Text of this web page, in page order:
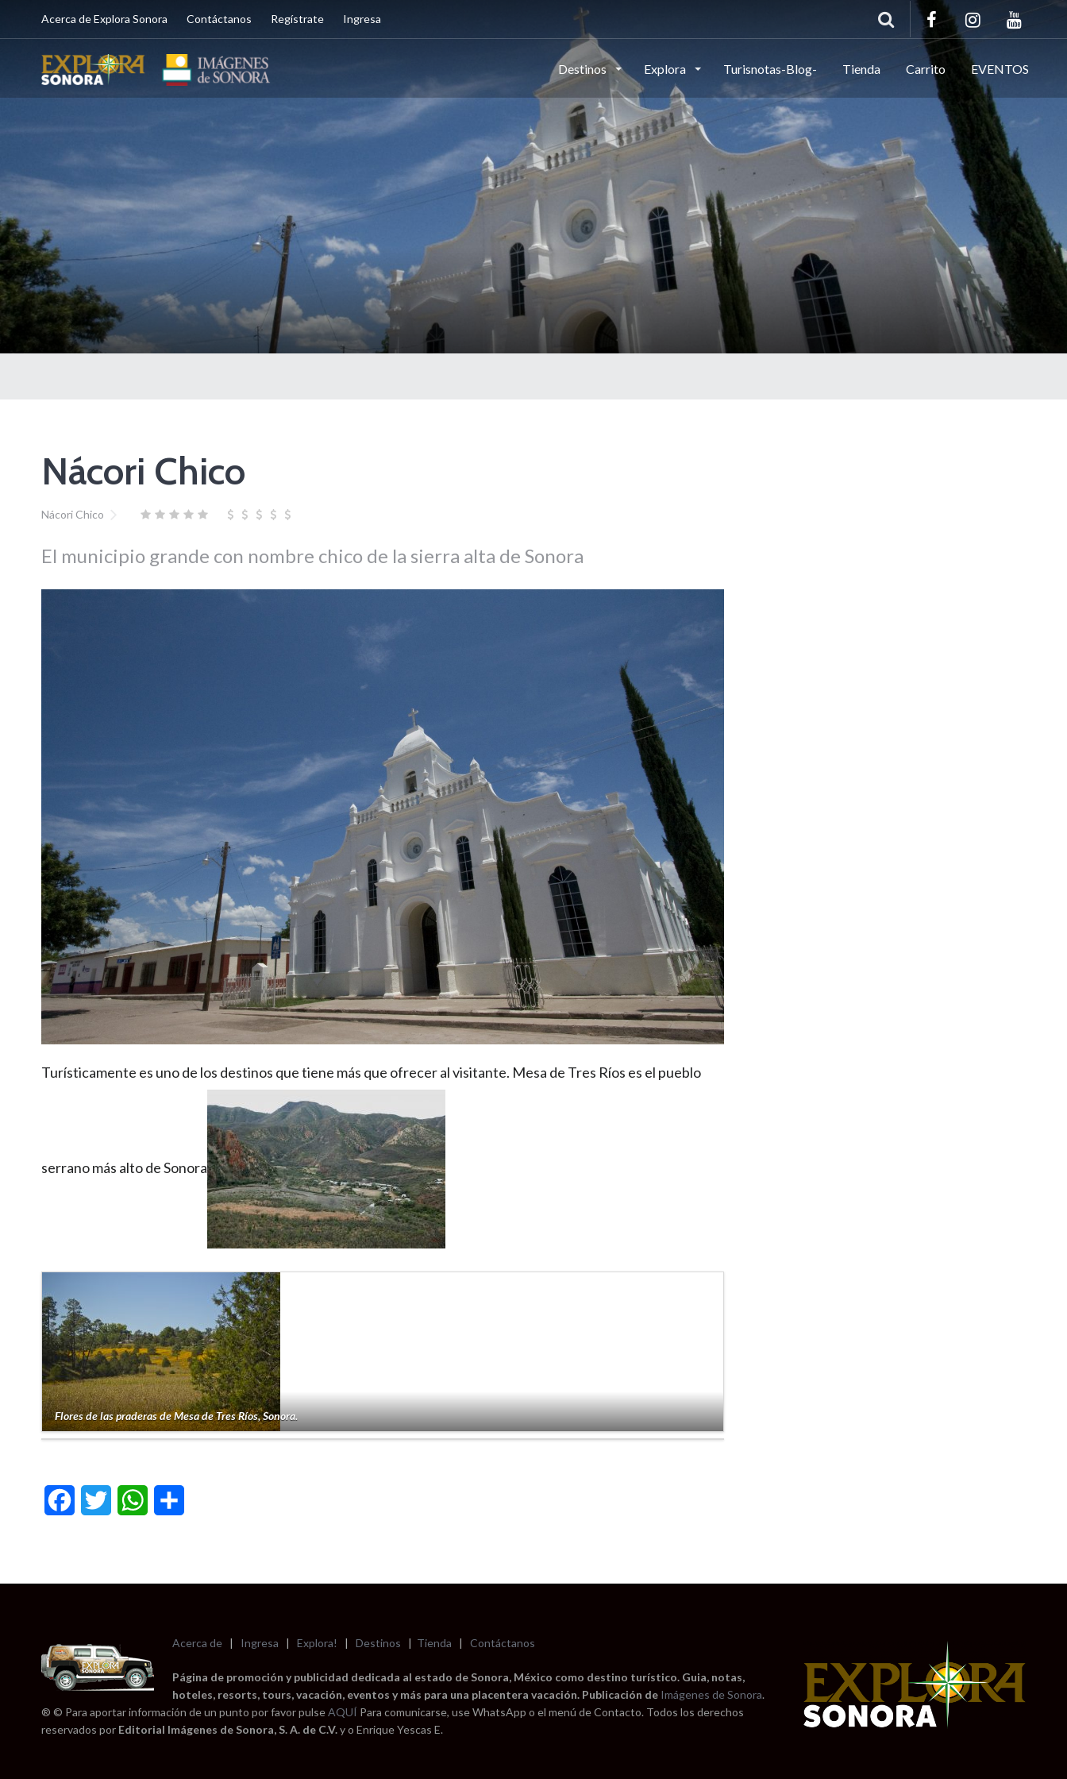
Acerca de Explora Sonora Contáctanos Regístrate Ingresa
Destinos Explora Turisnotas-Blog- Tienda Carrito EVENTOS
Nácori Chico
Nácori Chico
El municipio grande con nombre chico de la sierra alta de Sonora
Turísticamente es uno de los destinos que tiene más que ofrecer al visitante. Mesa de Tres Ríos es el pueblo
serrano más alto de Sonora
Flores de las praderas de Mesa de Tres Ríos, Sonora.
Corral de madera y troncos.
FacebookTwitter WhatsApp
Acerca de | Ingresa | Explora! | Destinos | Tienda | Contáctanos
Página de promoción y publicidad dedicada al estado de Sonora, México como destino turístico. Guia, notas,
hoteles, resorts, tours, vacación, eventos y más para una placentera vacación. Publicación de Imágenes de Sonora.
® © Para aportar información de un punto por favor pulseAQUÍ Para comunicarse, use WhatsApp o el menú de Contacto. Todos los derechos
reservados por Editorial Imágenes de Sonora, S. A. de C.V.y o Enrique Yescas E.